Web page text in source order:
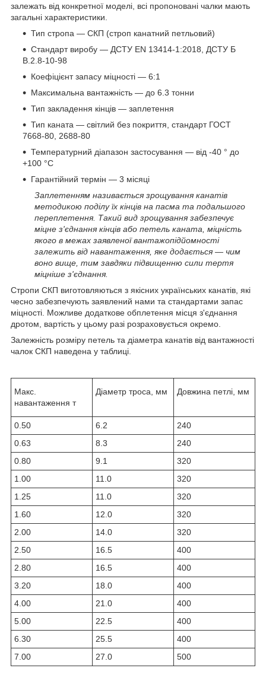
залежать від конкретної моделі, всі пропоновані чалки мають
загальні характеристики.
Тип стропа — СКП (строп канатний петльовий)
Стандарт виробу — ДСТУ EN 13414-1:2018, ДСТУ Б
В.2.8-10-98
Коефіцієнт запасу міцності — 6:1
Максимальна вантажність — до 6.3 тонни
Тип закладення кінців — заплетення
Тип каната — світлий без покриття, стандарт ГОСТ
7668-80, 2688-80
Температурний діапазон застосування — від -40 ° до
+100 °С
Гарантійний термін — 3 місяці
Заплетенням називається зрощування канатів
методикою поділу їх кінців на пасма та подальшого
переплетення. Такий вид зрощування забезпечує
міцне з'єднання кінців або петель каната, міцність
якого в межах заявленої вантажопідйомності
залежить від навантаження, яке додається — чим
воно вище, тим завдяки підвищенню сили тертя
міцніше з'єднання.
Стропи СКП виготовляються з якісних українських канатів, які
чесно забезпечують заявлений нами та стандартами запас
міцності. Можливе додаткове обплетення місця з'єднання
дротом, вартість у цьому разі розраховується окремо.
Залежність розміру петель та діаметра канатів від вантажності
чалок СКП наведена у таблиці.
Макс.
навантаження т
Діаметр троса, мм Довжина петлі, мм
0.50 6.2
240
0.63
8.3
240
0.80
9.1
320
1.00
11.0
320
1.25
11.0
320
1.60
12.0
320
2.00
14.0
320
2.50
16.5
400
2.80
16.5
400
3.20
18.0
400
4.00
21.0
400
5.00
22.5
400
6.30
25.5
400
7.00
27.0 500